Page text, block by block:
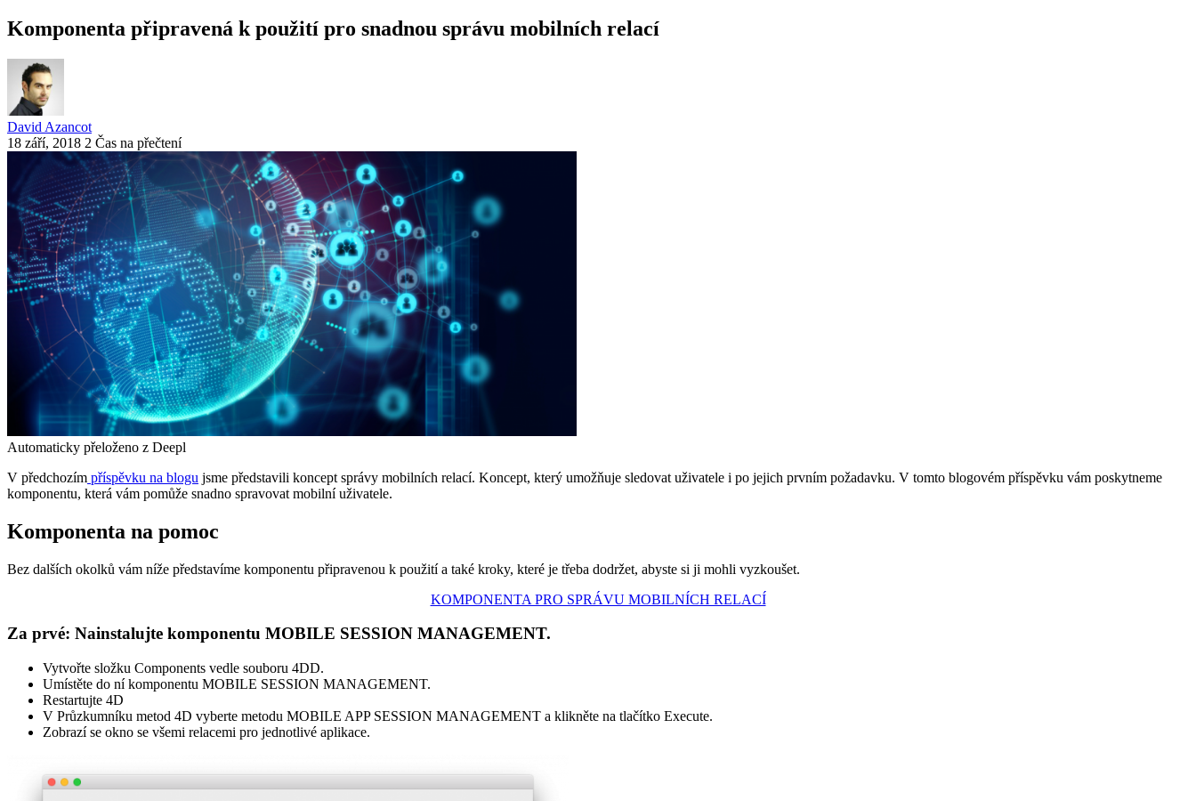
Komponenta připravená k použití pro snadnou správu mobilních relací
David Azancot
18 září, 2018 2 Čas na přečtení
Automaticky přeloženo z Deepl
V předchozím příspěvku na blogu jsme představili koncept správy mobilních relací. Koncept, který umožňuje sledovat uživatele i po jejich prvním požadavku. V tomto blogovém příspěvku vám poskytneme
komponentu, která vám pomůže snadno spravovat mobilní uživatele.
Komponenta na pomoc
Bez dalších okolků vám níže představíme komponentu připravenou k použití a také kroky, které je třeba dodržet, abyste si ji mohli vyzkoušet.
KOMPONENTA PRO SPRÁVU MOBILNÍCH RELACÍ
Za prvé: Nainstalujte komponentu MOBILE SESSION MANAGEMENT.
Vytvořte složku Components vedle souboru 4DD.
Umístěte do ní komponentu MOBILE SESSION MANAGEMENT.
Restartujte 4D
V Průzkumníku metod 4D vyberte metodu MOBILE APP SESSION MANAGEMENT a klikněte na tlačítko Execute.
Zobrazí se okno se všemi relacemi pro jednotlivé aplikace.